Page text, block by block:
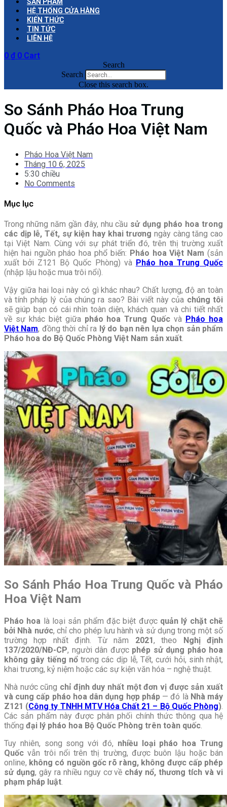
HỆ THỐNG CỬA HÀNG
KIẾN THỨC
TIN TỨC
LIÊN HỆ
0 ₫ 0 Cart
Search
Search
Close this search box.
So Sánh Pháo Hoa Trung
Quốc và Pháo Hoa Việt Nam
Pháo Hoa Việt Nam
Tháng 10 6, 2025
5:30 chiều
No Comments
Mục lục
Trong những năm gần đây, nhu cầu sử dụng pháo hoa trong
các dịp lễ, Tết, sự kiện hay khai trương ngày càng tăng cao
tại Việt Nam. Cùng với sự phát triển đó, trên thị trường xuất
hiện hai nguồn pháo hoa phổ biến: Pháo hoa Việt Nam (sản
xuất bởi Z121 Bộ Quốc Phòng) và Pháo hoa Trung Quốc
(nhập lậu hoặc mua trôi nổi).
Vậy giữa hai loại này có gì khác nhau? Chất lượng, độ an toàn
và tính pháp lý của chúng ra sao? Bài viết này của chúng tôi
sẽ giúp bạn có cái nhìn toàn diện, khách quan và chi tiết nhất
về sự khác biệt giữa pháo hoa Trung Quốc và Pháo hoa
Việt Nam, đồng thời chỉ ra lý do bạn nên lựa chọn sản phẩm
Pháo hoa do Bộ Quốc Phòng Việt Nam sản xuất.
So Sánh Pháo Hoa Trung Quốc và Pháo
Hoa Việt Nam
Pháo hoa là loại sản phẩm đặc biệt được quản lý chặt chẽ
bởi Nhà nước, chỉ cho phép lưu hành và sử dụng trong một số
trường hợp nhất định. Từ năm 2021, theo
Nghị định
137/2020/NĐ-CP, người dân được phép sử dụng pháo hoa
không gây tiếng nổtrong các dịp lễ, Tết, cưới hỏi, sinh nhật,
khai trương, kỷ niệm hoặc các sự kiện văn hóa – nghệ thuật.
Nhà nước cũng chỉ định duy nhất một đơn vị được sản xuất
và cung cấp pháo hoa dân dụng hợp pháp— đó là Nhà máy
Z121 (Công ty TNHH MTV Hóa Chất 21 – Bộ Quốc Phòng).
Các sản phẩm này được phân phối chính thức thông qua hệ
thống đại lý pháo hoa Bộ Quốc Phòng trên toàn quốc.
Tuy nhiên, song song với đó, nhiều loại pháo hoa Trung
Quốc vẫn trôi nổi trên thị trường, được buôn lậu hoặc bán
online, không có nguồn gốc rõ ràng, không được cấp phép
sử dụng, gây ra nhiều nguy cơ về cháy nổ, thương tích và vi
phạm pháp luật.